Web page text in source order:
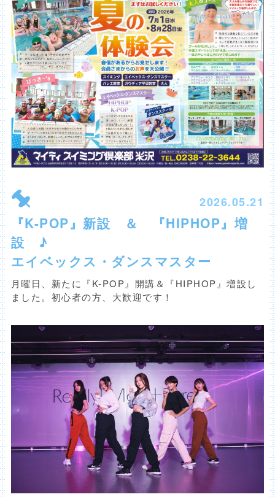
2026.05.21
『K-POP』新設 ＆ 『HIPHOP』増
設 ♪
エイベックス・ダンスマスター
月曜日、新たに『K-POP』開講＆『HIPHOP』増設し
ました。初心者の方、大歓迎です！